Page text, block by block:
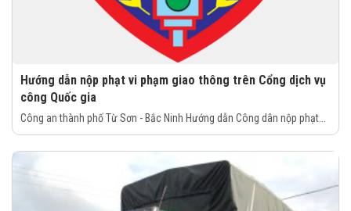
Hướng dẫn nộp phạt vi phạm giao thông trên Cổng dịch vụ
công Quốc gia
Công an thành phố Từ Sơn - Bắc Ninh Hướng dẫn Công dân nộp phạt...